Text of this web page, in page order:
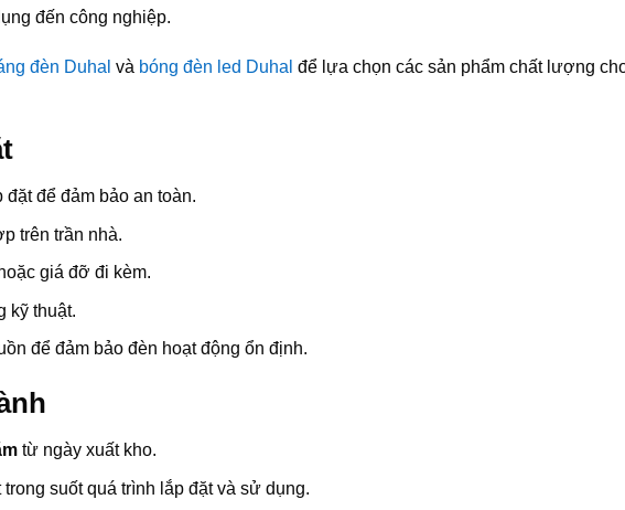
đến công nghiệp.
đèn Duhal và bóng đèn led Duhal để lựa chọn các sản phẩm chất lượng
để đảm bảo an toàn.
trên trần nhà.
giá đỡ đi kèm.
kỹ thuật.
để đảm bảo đèn hoạt động ổn định.
từ ngày xuất kho.
suốt quá trình lắp đặt và sử dụng.